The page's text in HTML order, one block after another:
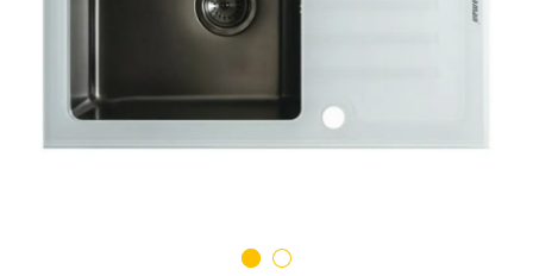
Ролл-маты PAULMARK
Посудомоечные машины MIDEA